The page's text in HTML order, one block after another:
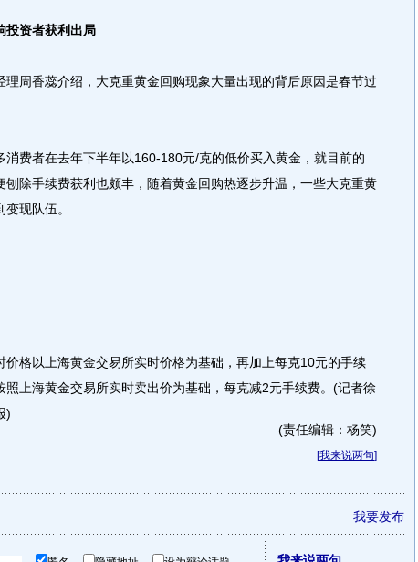
投资者获利出局
周香蕊介绍，大克重黄金回购现象大量出现的背后原因是春节过
费者在去年下半年以160-180元/克的低价买入黄金，就目前的
刨除手续费获利也颇丰，随着黄金回购热逐步升温，一些大克重黄
现队伍。
格以上海黄金交易所实时价格为基础，再加上每克10元的手续
照上海黄金交易所实时卖出价为基础，每克减2元手续费。(记者徐
)
(责任编辑：杨笑)
[我来说两句]
我要发布